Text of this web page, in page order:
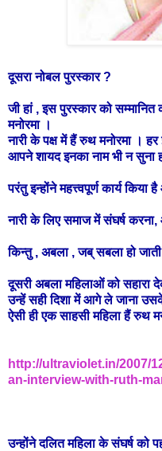
दूसरा नोबल पुरस्कार ?
जी हां , इस पुरस्कार को
मनोरमा ।
नारी के पक्ष में हैं रुथ मनोरमा । हर
आपने शायद इनका नाम भी न सुना
परंतु इन्होंने महत्त्वपूर्ण कार्य
नारी के लिए समाज में संघर्ष
किन्तु , अबला , जब् सबला हो
दूसरी अबला महिलाओं को सहारा
उन्हें सही दिशा में आगे ले जाना
ऐसी ही एक साहसी महिला हैं रुथ
http://ultraviolet.in/2007/
an-interview-with-ruth-
उन्होंने दलित महिला के संघर्ष को